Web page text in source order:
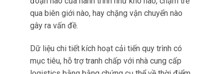
số không thể đoán trước như xe hỏng, tạm giữ
hải quan kéo dài, thay đổi tuyến đường bất ngờ
hoặc đỗ xe trong thời gian tài xế nghỉ.
Trong các gián đoạn này, duy trì giám sát môi
trường liên tục trở nên đặc biệt quan trọng vì